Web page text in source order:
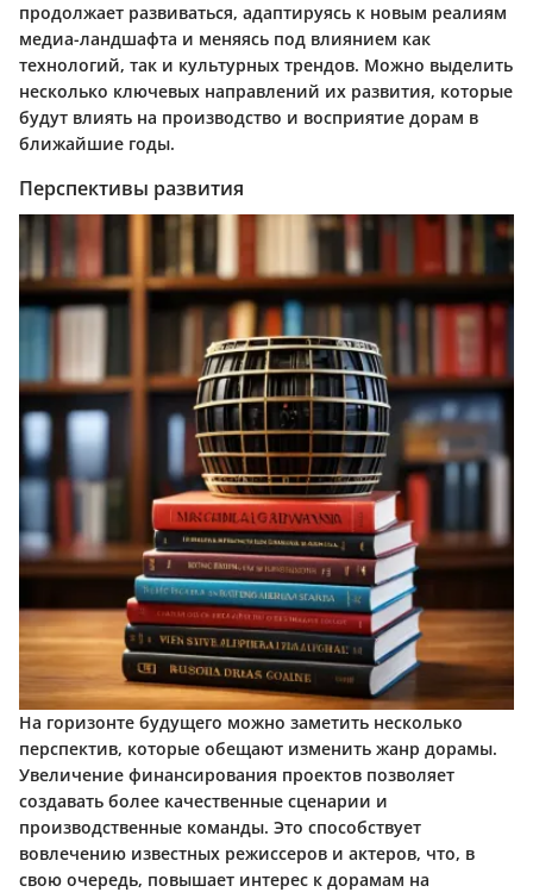
продолжает развиваться, адаптируясь к новым реалиям
медиа-ландшафта и меняясь под влиянием как
технологий, так и культурных трендов. Можно выделить
несколько ключевых направлений их развития, которые
будут влиять на производство и восприятие дорам в
ближайшие годы.
Перспективы развития
На горизонте будущего можно заметить несколько
перспектив, которые обещают изменить жанр дорамы.
Увеличение финансирования проектов позволяет
создавать более качественные сценарии и
производственные команды. Это способствует
вовлечению известных режиссеров и актеров, что, в
свою очередь, повышает интерес к дорамам на